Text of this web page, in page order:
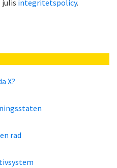
julis integritetspolicy.
X?
rad